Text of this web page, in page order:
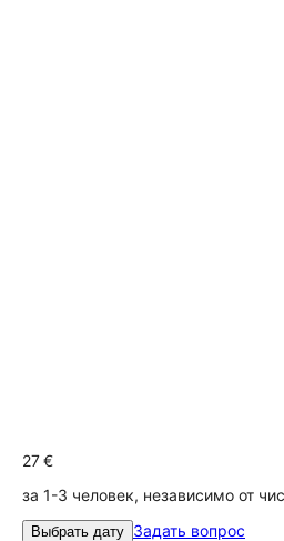
27 €
за 1-3 человек, независимо от
Выбрать дату Задать вопрос